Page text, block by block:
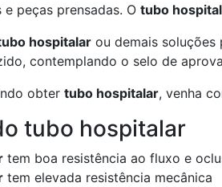
peças prensadas. O tubo
hospitalar ou demais
contemplando o selo de
obter tubo hospitalar, venha
tubo hospitalar
tem boa resistência ao fluxo e
tem elevada resistência mecânica